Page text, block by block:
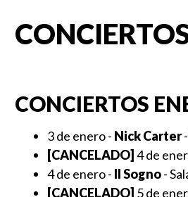
CONCIERTOS
3 de enero - Nick Carter
[CANCELADO] 4 de
4 de enero - Il Sogno-
[CANCELADO] 5 de